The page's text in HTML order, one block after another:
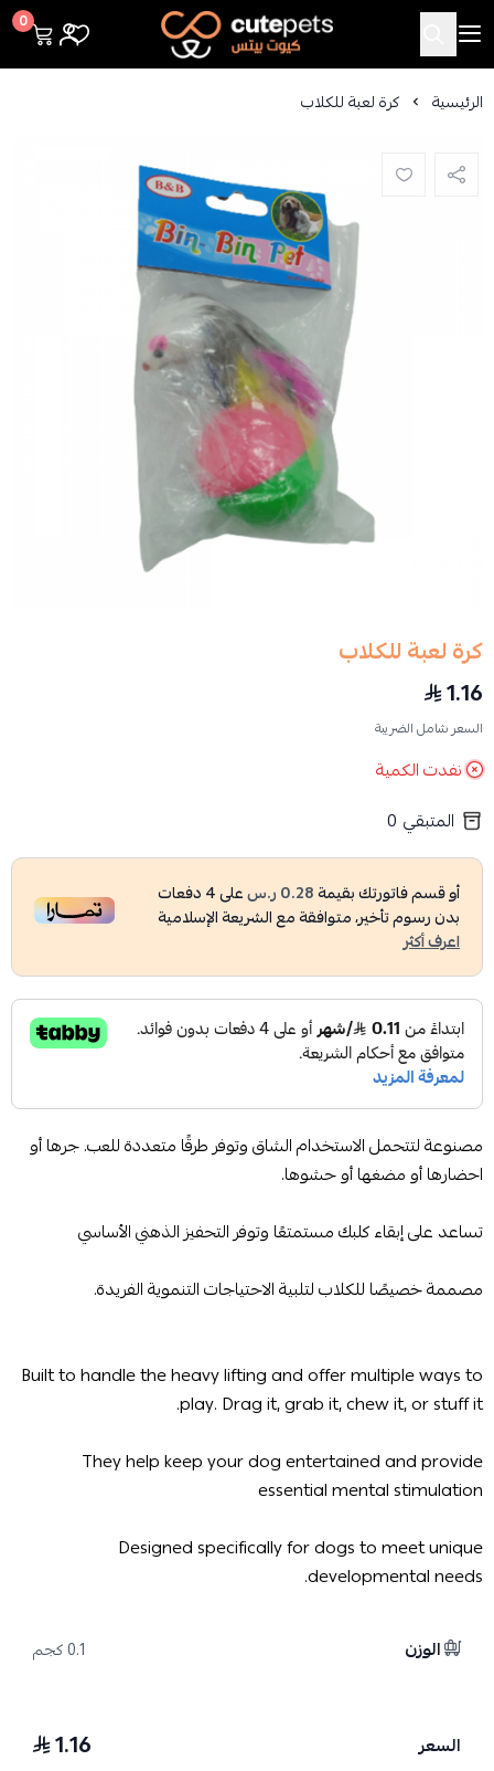
Cutepets
0
الرئيسية كرة لعبة للكلاب
كرة لعبة للكلاب
1.16
السعر شامل الضريبة
نفدت الكمية
المتبقي 0
أو قسم فاتورتك بقيمة0.28 ر.س على4دفعات
بدون رسوم تأخير، متوافقة مع الشريعة الإسلامية
اعرف أكثر
مصنوعة لتتحمل الاستخدام الشاق وتوفر طرقًا متعددة للعب. جرها أو
احضارها أو مضغها أو حشوها.
تساعد على إبقاء كلبك مستمتعًا وتوفر التحفيز الذهني الأساسي
مصممة خصيصًا للكلاب لتلبية الاحتياجات التنموية الفريدة.
Built to handle the heavy lifting and offer multiple ways to
play. Drag it, grab it, chew it, or stuff it.
They help keep your dog entertained and provide
essential mental stimulation
Designed specifically for dogs to meet unique
developmental needs.
الوزن 0.1 كجم
السعر 1.16